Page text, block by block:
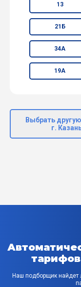
13
21Б
34А
19А
Выбрать
г.
Наш подборщик найдет